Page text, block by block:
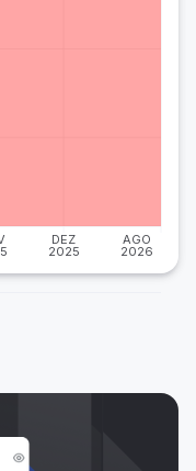
DEZ
2025
AGO
2026